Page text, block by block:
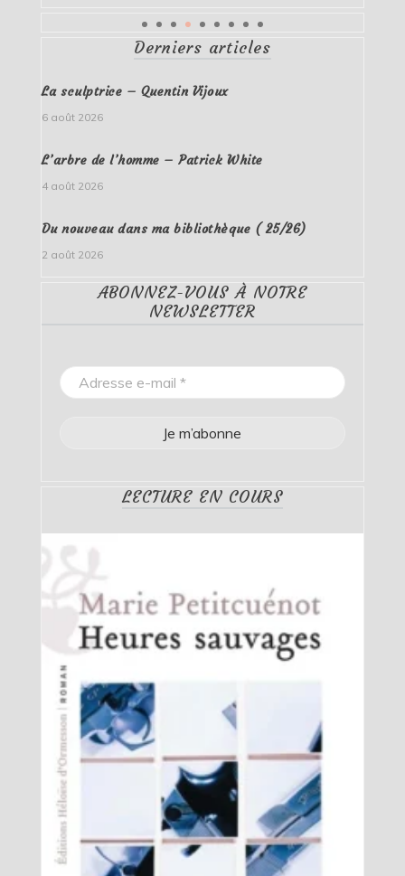
Derniers articles
La sculptrice – Quentin Vijoux
6 août 2026
L’arbre de l’homme – Patrick White
4 août 2026
Du nouveau dans ma bibliothèque ( 25/26)
2 août 2026
ABONNEZ-VOUS À NOTRE
NEWSLETTER
LECTURE EN COURS